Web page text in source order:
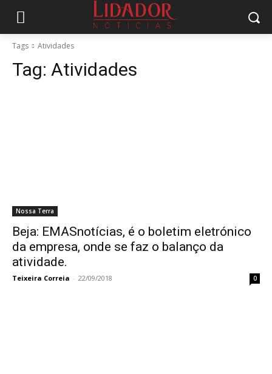
Tags Atividades
Tag: Atividades
Nossa Terra
Beja: EMASnotícias, é o boletim eletrónico
da empresa, onde se faz o balanço da
atividade.
Teixeira Correia - 22/09/2018 0